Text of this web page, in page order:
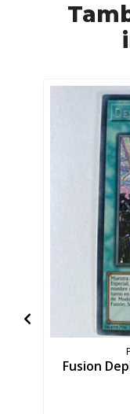
Fusion